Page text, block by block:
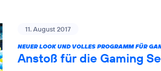
11. August 2017
NEUER LOOK UND VOLLES PROGRAMM FÜR
Anstoß für die Gaming